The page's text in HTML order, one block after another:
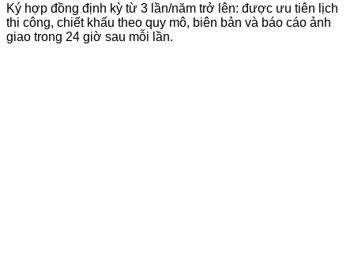
Ký hợp đồng định kỳ từ 3 lần/năm trở lên: được ưu tiên lịch
thi công, chiết khấu theo quy mô, biên bản và báo cáo ảnh
giao trong 24 giờ sau mỗi lần.